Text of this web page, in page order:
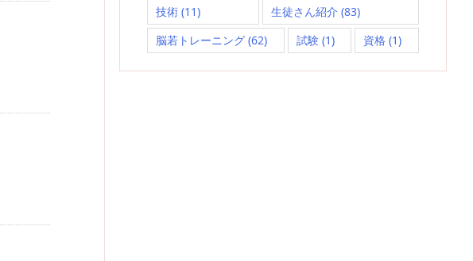
技術 (11) 生徒さん紹介 (83)
脳若トレーニング (62) 試験 (1) 資格 (1)